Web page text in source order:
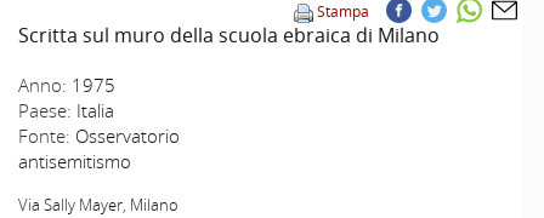
Stampa
Scritta sul muro della scuola ebraica di Milano
Anno: 1975
Paese: Italia
Fonte: Osservatorio
antisemitismo
Via Sally Mayer, Milano